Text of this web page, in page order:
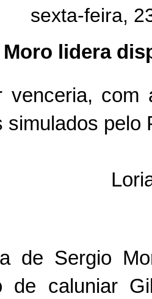
sexta-feira,
lidera
venceria, com
simulados pelo
de Sergio
de caluniar